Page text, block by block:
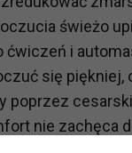
świeżo
ćwiczeń i
się
poprzez
nie zachęca